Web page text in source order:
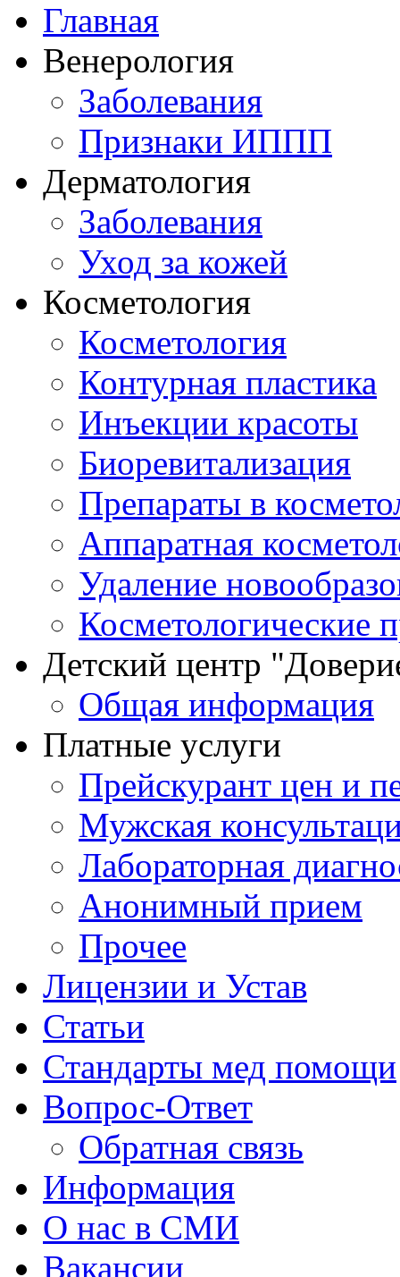
Главная
Венерология
Заболевания
Признаки ИППП
Дерматология
Заболевания
Уход за кожей
Косметология
Косметология
Контурная пластика
Инъекции красоты
Биоревитализация
Препараты в
Аппаратная
Удаление
Косметологические
Детский центр
Общая информация
Платные услуги
Прейскурант цен и
Мужская
Лабораторная
Анонимный прием
Прочее
Лицензии и Устав
Статьи
Стандарты мед помощи
Вопрос-Ответ
Обратная связь
Информация
О нас в СМИ
Вакансии